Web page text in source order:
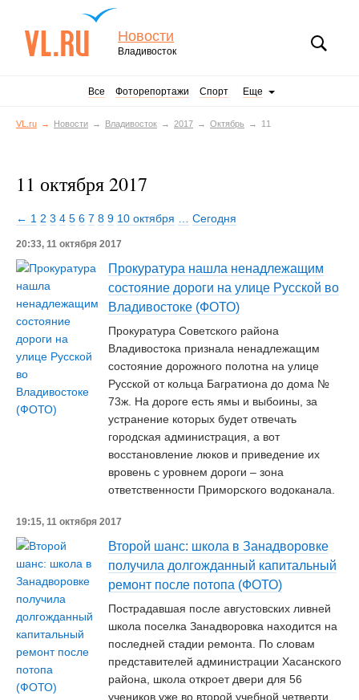
Новости
Владивосток
Все Фоторепортажи Спорт Еще
VL.ru Новости Владивосток 2017 Октябрь 11
11 октября 2017
← 1 2 3 4 5 6 7 8 9 10 октября Сегодня
20:33, 11 октября 2017
Прокуратура нашла ненадлежащим
состояние дороги на улице Русской во
Владивостоке (ФОТО)
Прокуратура Советского района
Владивостока признала ненадлежащим
состояние дорожного полотна на улице
Русской от кольца Багратиона до дома №
73ж. На дороге есть ямы и выбоины, за
устранение которых будет отвечать
городская администрация, а вот
восстановление люков и приведение их
вровень с уровнем дороги – зона
ответственности Приморского водоканала.
19:15, 11 октября 2017
Второй шанс: школа в Занадворовке
получила долгожданный капитальный
ремонт после потопа (ФОТО)
Пострадавшая после августовских ливней
школа поселка Занадворовка находится на
последней стадии ремонта. По словам
представителей администрации Хасанского
района, школа откроет двери для 56
учеников уже во второй учебной четверти.